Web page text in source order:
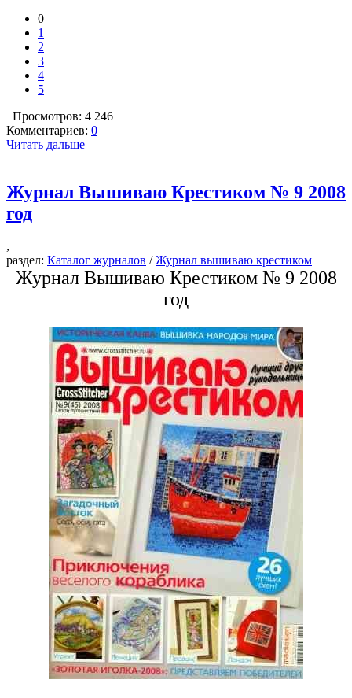
0
1
2
3
4
5
Просмотров: 4 246
Комментариев: 0
Читать дальше
Журнал Вышиваю Крестиком № 9 2008
год
,
раздел: Каталог журналов /Журнал вышиваю крестиком
Журнал Вышиваю Крестиком № 9 2008
год